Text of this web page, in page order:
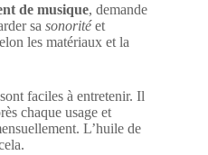
de musique, demande
sa sonoritéet
les matériaux et la
faciles à entretenir. Il
chaque usage et
L’huile de